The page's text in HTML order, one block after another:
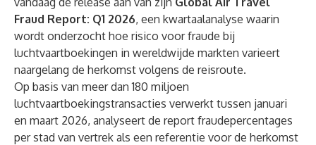
Fraud Report: Q1 2026, een kwartaalanalyse waarin
wordt onderzocht hoe risico voor fraude bij
luchtvaartboekingen in wereldwijde markten varieert
naargelang de herkomst volgens de reisroute.
Op basis van meer dan 180 miljoen
luchtvaartboekingstransacties verwerkt tussen januari
en maart 2026, analyseert de report fraudepercentages
per stad van vertrek als een referentie voor de herkomst